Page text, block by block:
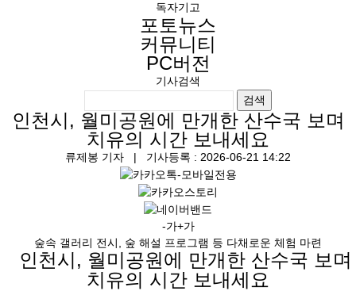
독자기고
포토뉴스
커뮤니티
PC버전
기사검색
검색
인천시, 월미공원에 만개한 산수국 보며
치유의 시간 보내세요
류제봉 기자 | 기사등록 : 2026-06-21 14:22
-가+가
숲속 갤러리 전시, 숲 해설 프로그램 등 다채로운 체험 마련
인천시, 월미공원에 만개한 산수국 보며
치유의 시간 보내세요